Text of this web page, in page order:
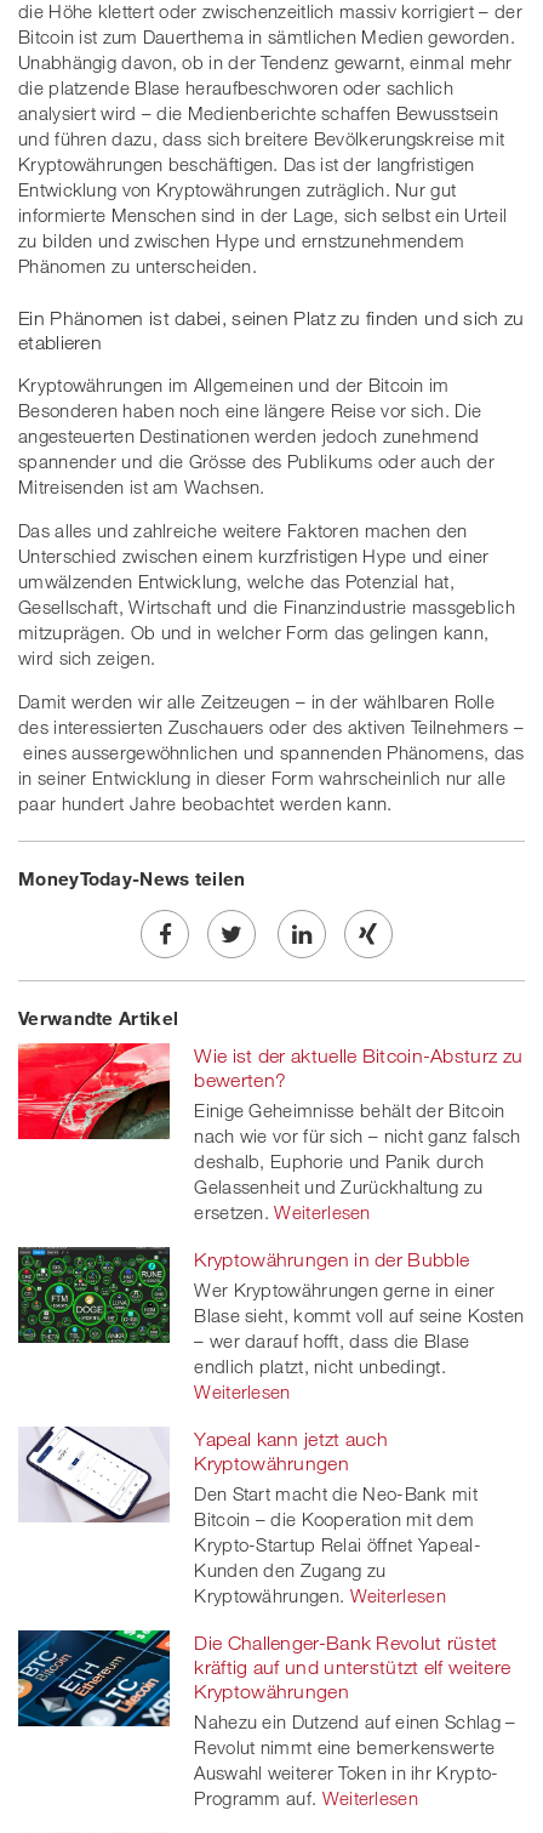
die Höhe klettert oder zwischenzeitlich massiv korrigiert – der
Bitcoin ist zum Dauerthema in sämtlichen Medien geworden.
Unabhängig davon, ob in der Tendenz gewarnt, einmal mehr
die platzende Blase heraufbeschworen oder sachlich
analysiert wird – die Medienberichte schaffen Bewusstsein
und führen dazu, dass sich breitere Bevölkerungskreise mit
Kryptowährungen beschäftigen. Das ist der langfristigen
Entwicklung von Kryptowährungen zuträglich. Nur gut
informierte Menschen sind in der Lage, sich selbst ein Urteil
zu bilden und zwischen Hype und ernstzunehmendem
Phänomen zu unterscheiden.
Ein Phänomen ist dabei, seinen Platz zu finden und sich zu
etablieren
Kryptowährungen im Allgemeinen und der Bitcoin im
Besonderen haben noch eine längere Reise vor sich. Die
angesteuerten Destinationen werden jedoch zunehmend
spannender und die Grösse des Publikums oder auch der
Mitreisenden ist am Wachsen.
Das alles und zahlreiche weitere Faktoren machen den
Unterschied zwischen einem kurzfristigen Hype und einer
umwälzenden Entwicklung, welche das Potenzial hat,
Gesellschaft, Wirtschaft und die Finanzindustrie massgeblich
mitzuprägen. Ob und in welcher Form das gelingen kann,
wird sich zeigen.
Damit werden wir alle Zeitzeugen – in der wählbaren Rolle
des interessierten Zuschauers oder des aktiven Teilnehmers –
eines aussergewöhnlichen und spannenden Phänomens, das
in seiner Entwicklung in dieser Form wahrscheinlich nur alle
paar hundert Jahre beobachtet werden kann.
MoneyToday-News teilen
Share
on
Facebook
Twe
on
twitt
er
Share
linkedin
Share
Xing
Verwandte Artikel
Wie ist der aktuelle Bitcoin-Absturz zu
bewerten?
Einige Geheimnisse behält der Bitcoin
nach wie vor für sich – nicht ganz falsch
deshalb, Euphorie und Panik durch
Gelassenheit und Zurückhaltung zu
ersetzen. Weiterlesen
Kryptowährungen in der Bubble
Wer Kryptowährungen gerne in einer
Blase sieht, kommt voll auf seine Kosten
– wer darauf hofft, dass die Blase
endlich platzt, nicht unbedingt.
Weiterlesen
Yapeal kann jetzt auch
Kryptowährungen
Den Start macht die Neo-Bank mit
Bitcoin – die Kooperation mit dem
Krypto-Startup Relai öffnet Yapeal-
Kunden den Zugang zu
Kryptowährungen. Weiterlesen
Die Challenger-Bank Revolut rüstet
kräftig auf und unterstützt elf weitere
Kryptowährungen
Nahezu ein Dutzend auf einen Schlag –
Revolut nimmt eine bemerkenswerte
Auswahl weiterer Token in ihr Krypto-
Programm auf. Weiterlesen